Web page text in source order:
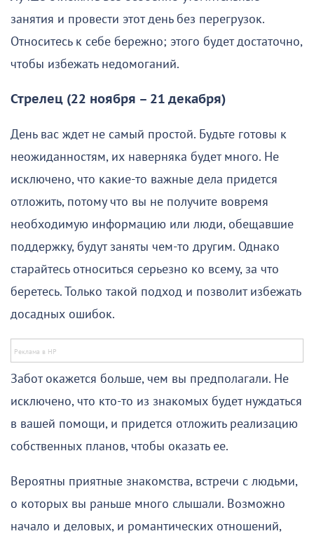
занятия и провести этот день без перегрузок.
Относитесь к себе бережно; этого будет достаточно,
чтобы избежать недомоганий.
Стрелец (22 ноября – 21 декабря)
День вас ждет не самый простой. Будьте готовы к
неожиданностям, их наверняка будет много. Не
исключено, что какие-то важные дела придется
отложить, потому что вы не получите вовремя
необходимую информацию или люди, обещавшие
поддержку, будут заняты чем-то другим. Однако
старайтесь относиться серьезно ко всему, за что
беретесь. Только такой подход и позволит избежать
досадных ошибок.
Забот окажется больше, чем вы предполагали. Не
исключено, что кто-то из знакомых будет нуждаться
в вашей помощи, и придется отложить реализацию
собственных планов, чтобы оказать ее.
Вероятны приятные знакомства, встречи с людьми,
о которых вы раньше много слышали. Возможно
начало и деловых, и романтических отношений,